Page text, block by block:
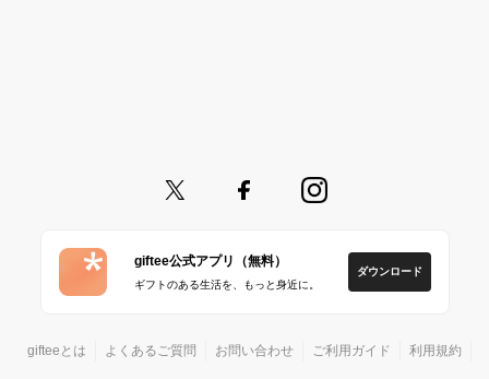
giftee公式アプリ（無料）
ギフトのある生活を、もっと身近に。
ダウンロード
gifteeとは よくあるご質問 お問い合わせ ご利用ガイド 利用規約